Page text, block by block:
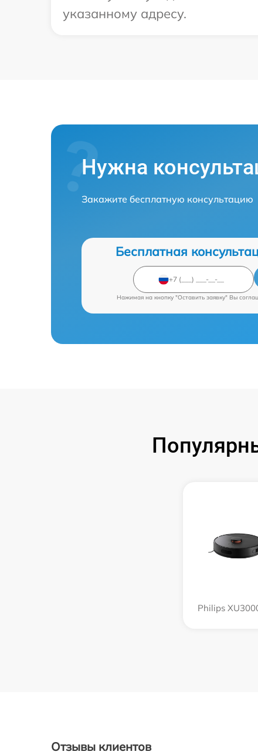
указанному адресу.
Нужна
Закажите бесплатную консультацию
Бесплатная
Нажимая на кнопку "Оставить заявку" Вы
Philips
Отзывы клиентов